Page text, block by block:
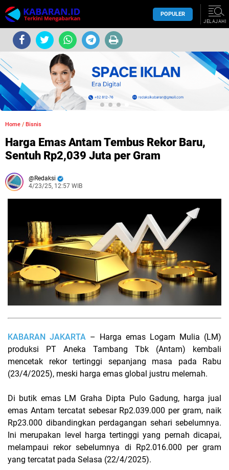
POPULER
JELAJAHI
Home / Bisnis
Harga Emas Antam Tembus Rekor Baru,
Sentuh Rp2,039 Juta per Gram
Redaksi
4/23/25, 12:57 WIB
KABARAN JAKARTA – Harga emas Logam Mulia (LM)
produksi PT Aneka Tambang Tbk (Antam) kembali
mencetak rekor tertinggi sepanjang masa pada Rabu
(23/4/2025), meski harga emas global justru melemah.
Di butik emas LM Graha Dipta Pulo Gadung, harga jual
emas Antam tercatat sebesar Rp2.039.000 per gram, naik
Rp23.000 dibandingkan perdagangan sehari sebelumnya.
Ini merupakan level harga tertinggi yang pernah dicapai,
melampaui rekor sebelumnya di Rp2.016.000 per gram
yang tercatat pada Selasa (22/4/2025).